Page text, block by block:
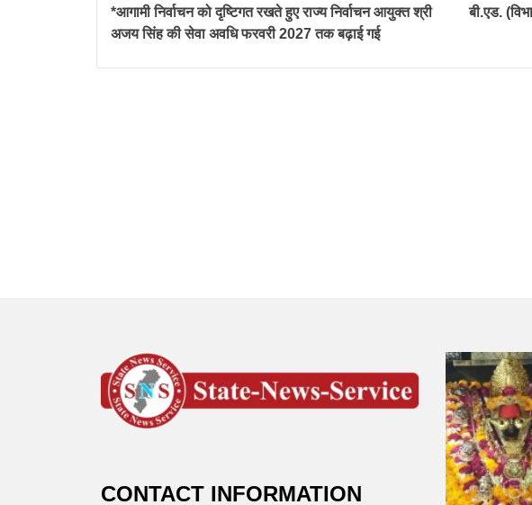
*आगामी निर्वाचन को दृष्टिगत रखते हुए राज्य निर्वाचन आयुक्त श्री
अजय सिंह की सेवा अवधि फरवरी 2027 तक बढ़ाई गई
बी.एड.
CONTACT INFORMATION